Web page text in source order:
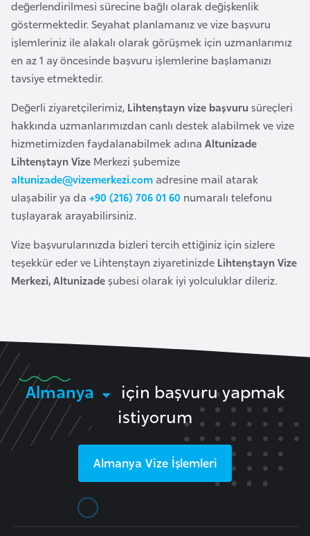
değerlendirilmesi sürecine bağlı olarak değişkenlik
göstermektedir. Seyahat planlamanız ve vize başvuru
işlemleriniz ile alakalı olarak görüşmek için uzmanlarımız
en az 1 ay öncesinde başvuru işlemlerine başlamanızı
tavsiye etmektedir.
Değerli ziyaretçilerimiz, Lihtenştayn vize başvuru süreçleri
hakkında uzmanlarımızdan canlı destek alabilmek ve vize
hizmetimizden faydalanabilmek adına Altunizade
Lihtenştayn Vize Merkezi şubemize
altunizade@vizemerkezi.com adresine mail atarak
ulaşabilir ya da +90 (216) 706 01 60 numaralı telefonu
tuşlayarak arayabilirsiniz.
Vize başvurularınızda bizleri tercih ettiğiniz için sizlere
teşekkür eder ve Lihtenştayn ziyaretinizde Lihtenştayn Vize
Merkezi, Altunizadeşubesi olarak iyi yolculuklar dileriz.
Almanya
için başvuru yapmak
istiyorum
Almanya Vize İşlemleri
k
r
a
t
k
K
o
n
g
o
B
u
l
s
t
a
n